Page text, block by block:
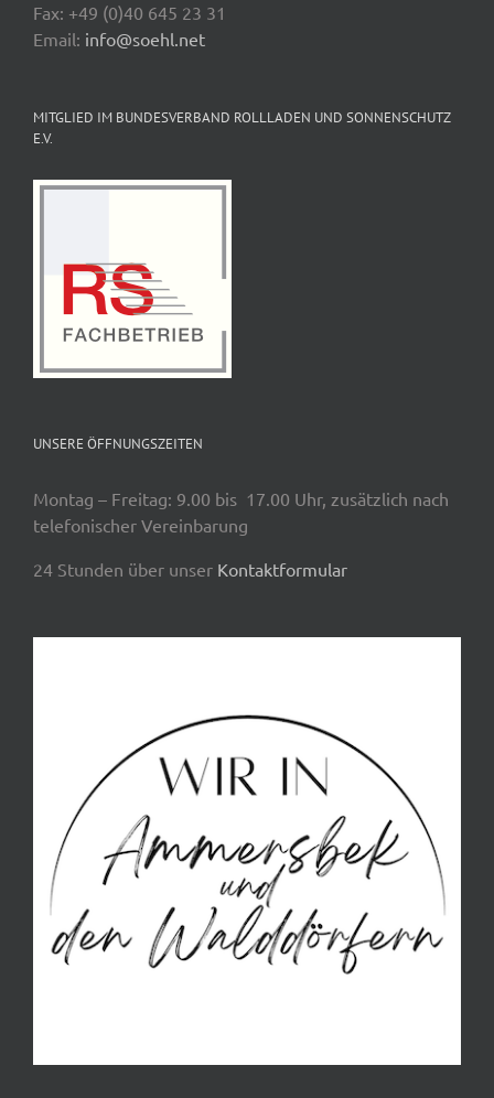
Fax: +49 (0)40 645 23 31
Email: info@soehl.net
MITGLIED IM BUNDESVERBAND ROLLLADEN UND SONNENSCHUTZ
E.V.
UNSERE ÖFFNUNGSZEITEN
Montag – Freitag: 9.00 bis 17.00 Uhr, zusätzlich nach
telefonischer Vereinbarung
24 Stunden über unser Kontaktformular